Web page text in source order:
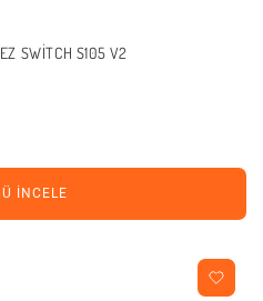
SWITCH S105 V2
İNCELE